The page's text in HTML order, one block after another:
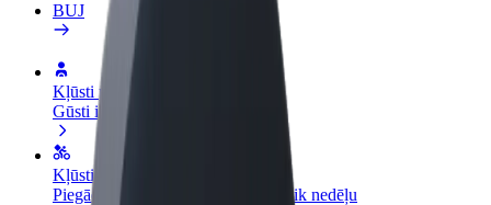
BUJ
Kļūsti par autovadītāju
Gūsti ieņēmumus, kā vēlies
Kļūsti par kurjeru
Piegādā ēdienu un saņem izmaksu ik nedēļu